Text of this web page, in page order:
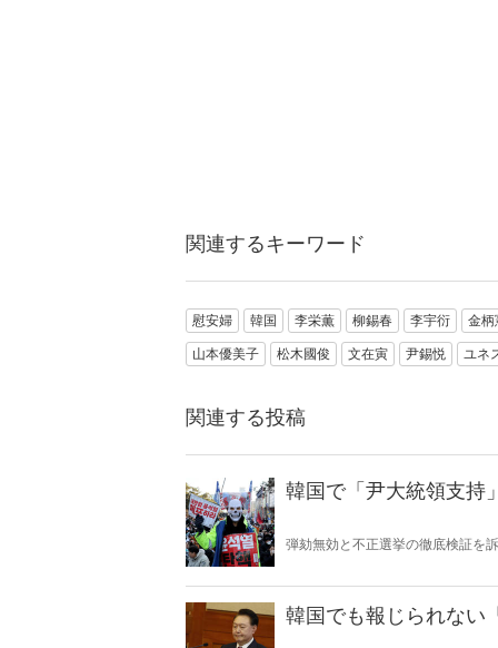
関連するキーワード
慰安婦 韓国 李栄薫 柳錫春 李宇衍 金柄
山本優美子 松木國俊 文在寅 尹錫悦 ユネ
関連する投稿
韓国で「尹大統領支持
弾劾無効と不正選挙の徹底検証を
ているのか？ 韓国の外交・安保
韓国でも報じられない